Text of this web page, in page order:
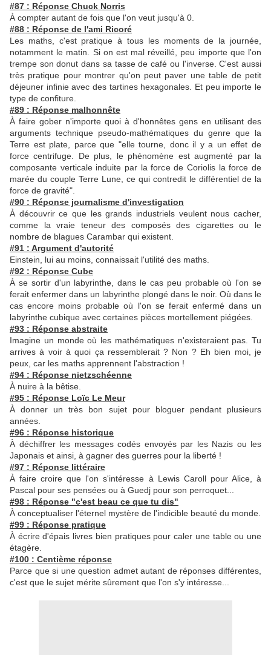
#87 : Réponse Chuck Norris
À compter autant de fois que l'on veut jusqu'à 0.
#88 : Réponse de l'ami Ricoré
Les maths, c'est pratique à tous les moments de la journée,
notamment le matin. Si on est mal réveillé, peu importe que l'on
trempe son donut dans sa tasse de café ou l'inverse. C'est aussi
très pratique pour montrer qu'on peut paver une table de petit
déjeuner infinie avec des tartines hexagonales. Et peu importe le
type de confiture.
#89 : Réponse malhonnête
À faire gober n'importe quoi à d'honnêtes gens en utilisant des
arguments technique pseudo-mathématiques du genre que la
Terre est plate, parce que "elle tourne, donc il y a un effet de
force centrifuge. De plus, le phénomène est augmenté par la
composante verticale induite par la force de Coriolis la force de
marée du couple Terre Lune, ce qui contredit le différentiel de la
force de gravité".
#90 : Réponse journalisme d'investigation
À découvrir ce que les grands industriels veulent nous cacher,
comme la vraie teneur des composés des cigarettes ou le
nombre de blagues Carambar qui existent.
#91 : Argument d'autorité
Einstein, lui au moins, connaissait l'utilité des maths.
#92 : Réponse Cube
À se sortir d'un labyrinthe, dans le cas peu probable où l'on se
ferait enfermer dans un labyrinthe plongé dans le noir. Où dans le
cas encore moins probable où l'on se ferait enfermé dans un
labyrinthe cubique avec certaines pièces mortellement piégées.
#93 : Réponse abstraite
Imagine un monde où les mathématiques n'existeraient pas. Tu
arrives à voir à quoi ça ressemblerait ? Non ? Eh bien moi, je
peux, car les maths apprennent l'abstraction !
#94 : Réponse nietzschéenne
À nuire à la bêtise.
#95 : Réponse Loïc Le Meur
À donner un très bon sujet pour bloguer pendant plusieurs
années.
#96 : Réponse historique
À déchiffrer les messages codés envoyés par les Nazis ou les
Japonais et ainsi, à gagner des guerres pour la liberté !
#97 : Réponse littéraire
À faire croire que l'on s'intéresse à Lewis Caroll pour Alice, à
Pascal pour ses pensées ou à Guedj pour son perroquet...
#98 : Réponse "c'est beau ce que tu dis"
À conceptualiser l'éternel mystère de l'indicible beauté du monde.
#99 : Réponse pratique
À écrire d'épais livres bien pratiques pour caler une table ou une
étagère.
#100 : Centième réponse
Parce que si une question admet autant de réponses différentes,
c'est que le sujet mérite sûrement que l'on s'y intéresse...